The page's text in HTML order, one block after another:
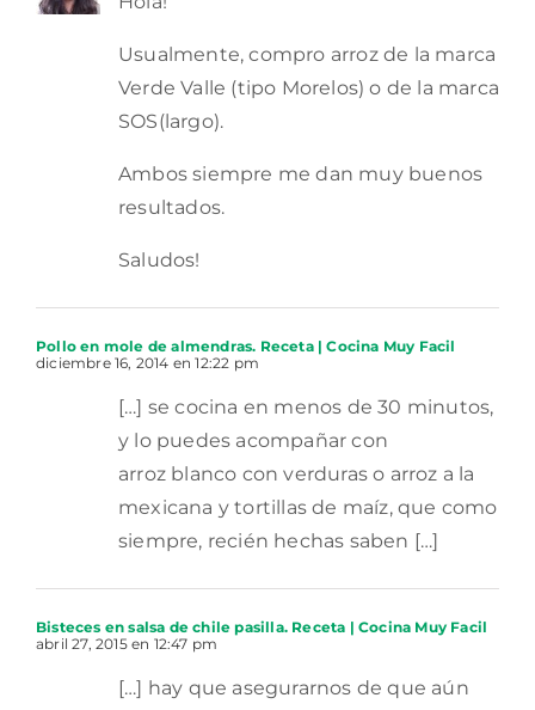
Usualmente, compro arroz de la marca
Verde Valle (tipo Morelos) o de la marca
SOS(largo).
Ambos siempre me dan muy buenos
resultados.
Saludos!
Pollo en mole de almendras. Receta | Cocina Muy Facil
diciembre 16, 2014 en 12:22 pm
[…] se cocina en menos de 30 minutos,
y lo puedes acompañar con
arroz blanco con verduras o arroz a la
mexicana y tortillas de maíz, que como
siempre, recién hechas saben […]
Bisteces en salsa de chile pasilla. Receta | Cocina Muy Facil
abril 27, 2015 en 12:47 pm
[…] hay que asegurarnos de que aún